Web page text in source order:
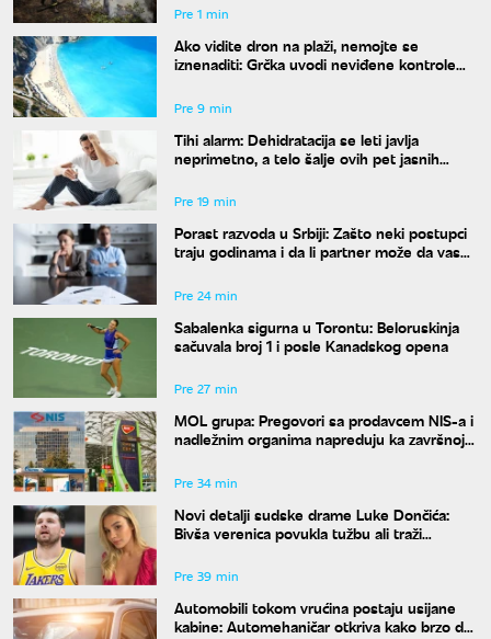
Pre 1 min
Ako vidite dron na plaži, nemojte se
iznenaditi: Grčka uvodi neviđene kontrole
Pre 9 min
Tihi alarm: Dehidratacija se leti javlja
neprimetno, a telo šalje ovih pet jasnih
Pre 19 min
Porast razvoda u Srbiji: Zašto neki postupci
traju godinama i da li partner može da vas
Pre 24 min
Sabalenka sigurna u Torontu: Beloruskinja
sačuvala broj 1 i posle Kanadskog opena
Pre 27 min
MOL grupa: Pregovori sa prodavcem NIS-a i
nadležnim organima napreduju ka završnoj
Pre 34 min
Novi detalji sudske drame Luke Dončića:
Bivša verenica povukla tužbu ali traži
Pre 39 min
Automobili tokom vrućina postaju usijane
kabine: Automehaničar otkriva kako brzo da